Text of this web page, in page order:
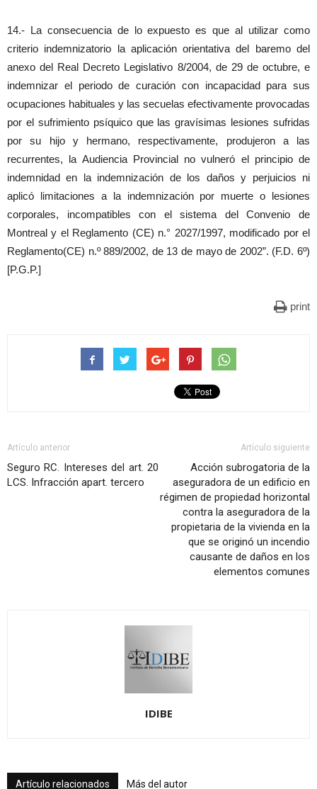
14.- La consecuencia de lo expuesto es que al utilizar como
criterio indemnizatorio la aplicación orientativa del baremo del
anexo del Real Decreto Legislativo 8/2004, de 29 de octubre, e
indemnizar el periodo de curación con incapacidad para sus
ocupaciones habituales y las secuelas efectivamente provocadas
por el sufrimiento psíquico que las gravísimas lesiones sufridas
por su hijo y hermano, respectivamente, produjeron a las
recurrentes, la Audiencia Provincial no vulneró el principio de
indemnidad en la indemnización de los daños y perjuicios ni
aplicó limitaciones a la indemnización por muerte o lesiones
corporales, incompatibles con el sistema del Convenio de
Montreal y el Reglamento (CE) n.° 2027/1997, modificado por el
Reglamento(CE) n.º 889/2002, de 13 de mayo de 2002”. (F.D. 6º)
[P.G.P.]
print
Artículo anterior
Seguro RC. Intereses del art. 20
LCS. Infracción apart. tercero
Artículo siguiente
Acción subrogatoria de la
aseguradora de un edificio en
régimen de propiedad horizontal
contra la aseguradora de la
propietaria de la vivienda en la
que se originó un incendio
causante de daños en los
elementos comunes
IDIBE
Artículo relacionados Más del autor